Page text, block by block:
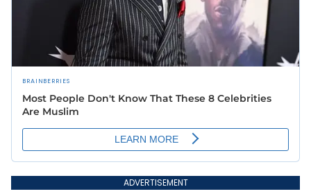
ADVERTISEMENT